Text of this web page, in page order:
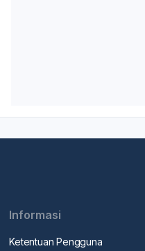
Informasi
Ketentuan Pengguna